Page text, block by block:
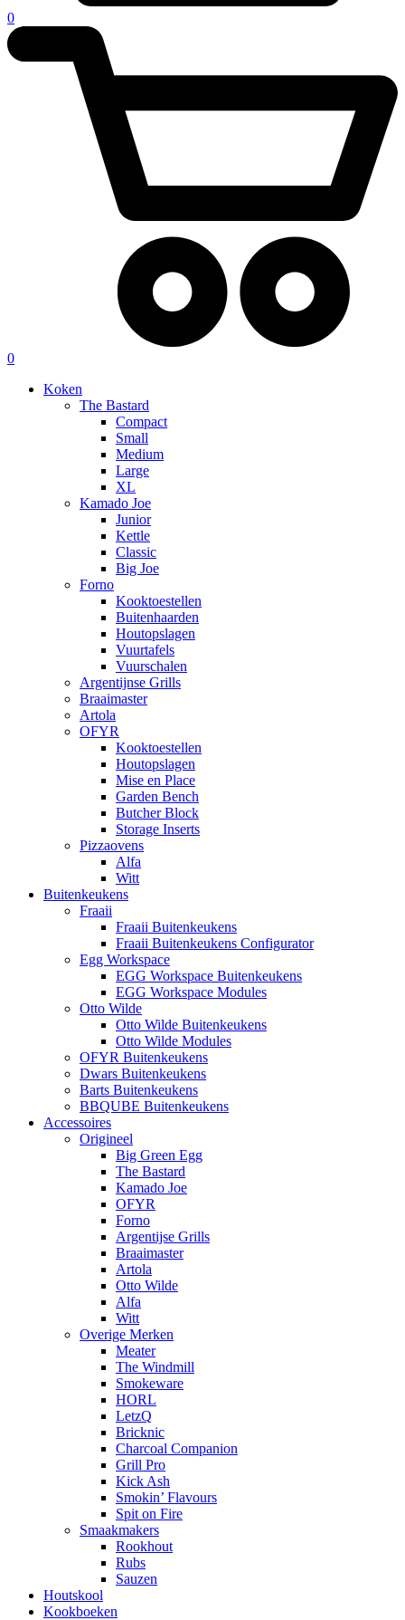
0
0
Koken
The Bastard
Compact
Small
Medium
Large
XL
Kamado Joe
Junior
Kettle
Classic
Big Joe
Forno
Kooktoestellen
Buitenhaarden
Houtopslagen
Vuurtafels
Vuurschalen
Argentijnse Grills
Braaimaster
Artola
OFYR
Kooktoestellen
Houtopslagen
Mise en Place
Garden Bench
Butcher Block
Storage Inserts
Pizzaovens
Alfa
Witt
Buitenkeukens
Fraaii
Fraaii Buitenkeukens
Fraaii Buitenkeukens Configurator
Egg Workspace
EGG Workspace Buitenkeukens
EGG Workspace Modules
Otto Wilde
Otto Wilde Buitenkeukens
Otto Wilde Modules
OFYR Buitenkeukens
Dwars Buitenkeukens
Barts Buitenkeukens
BBQUBE Buitenkeukens
Accessoires
Origineel
Big Green Egg
The Bastard
Kamado Joe
OFYR
Forno
Argentijse Grills
Braaimaster
Artola
Otto Wilde
Alfa
Witt
Overige Merken
Meater
The Windmill
Smokeware
HORL
LetzQ
Bricknic
Charcoal Companion
Grill Pro
Kick Ash
Smokin’ Flavours
Spit on Fire
Smaakmakers
Rookhout
Rubs
Sauzen
Houtskool
Kookboeken